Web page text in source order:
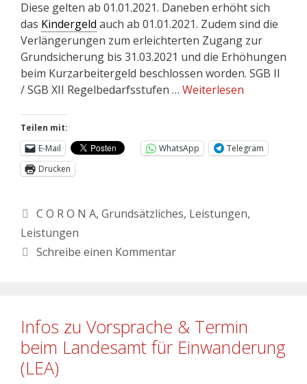
Diese gelten ab 01.01.2021. Daneben erhöht sich
das Kindergeld auch ab 01.01.2021. Zudem sind die
Verlängerungen zum erleichterten Zugang zur
Grundsicherung bis 31.03.2021 und die Erhöhungen
beim Kurzarbeitergeld beschlossen worden. SGB II
/ SGB XII Regelbedarfsstufen … Weiterlesen
Teilen mit:
E-Mail
WhatsApp
Telegram
Drucken
C O R O N A, Grundsätzliches, Leistungen,
Leistungen
Schreibe einen Kommentar
Infos zu Vorsprache & Termin
beim Landesamt für Einwanderung
(LEA)